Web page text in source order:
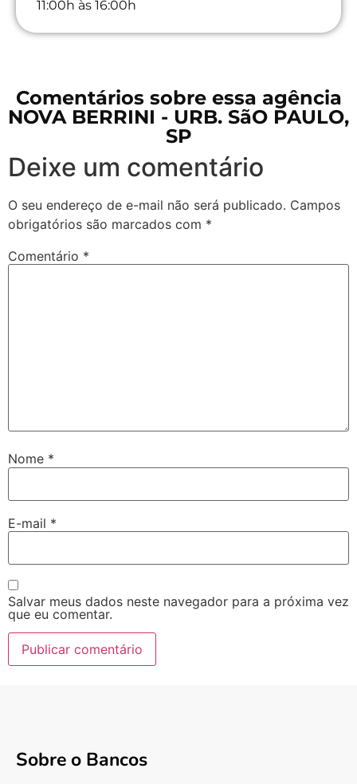
11:00h às 16:00h
Comentários sobre essa agência
NOVA BERRINI - URB. SãO PAULO,
SP
Deixe um comentário
O seu endereço de e-mail não será publicado. Campos
obrigatórios são marcados com *
Comentário *
Nome *
E-mail *
Salvar meus dados neste navegador para a próxima vez
que eu comentar.
Sobre o Bancos